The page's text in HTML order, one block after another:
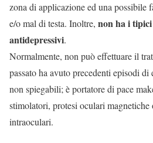
zona di applicazione ed una possibile
e/o mal di testa. Inoltre, non ha i
antidepressivi.
Normalmente, non può effettuare il
passato ha avuto precedenti episodi
non spiegabili; è portatore di pace
stimolatori, protesi oculari
intraoculari.